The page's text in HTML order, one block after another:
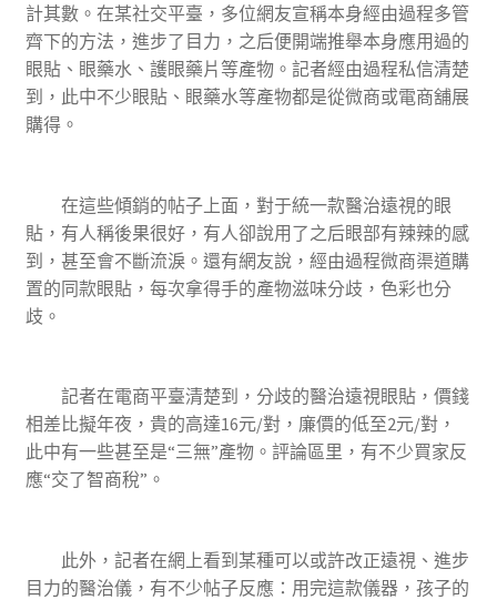
計其數。在某社交平臺，多位網友宣稱本身經由過程多管
齊下的方法，進步了目力，之后便開端推舉本身應用過的
眼貼、眼藥水、護眼藥片等產物。記者經由過程私信清楚
到，此中不少眼貼、眼藥水等產物都是從微商或電商舖展
購得。
在這些傾銷的帖子上面，對于統一款醫治遠視的眼
貼，有人稱後果很好，有人卻說用了之后眼部有辣辣的感
到，甚至會不斷流淚。還有網友說，經由過程微商渠道購
置的同款眼貼，每次拿得手的產物滋味分歧，色彩也分
歧。
記者在電商平臺清楚到，分歧的醫治遠視眼貼，價錢
相差比擬年夜，貴的高達16元/對，廉價的低至2元/對，
此中有一些甚至是“三無”產物。評論區里，有不少買家反
應“交了智商稅”。
此外，記者在網上看到某種可以或許改正遠視、進步
目力的醫治儀，有不少帖子反應：用完這款儀器，孩子的